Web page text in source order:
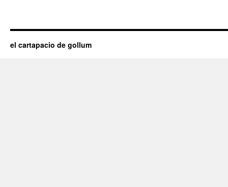
el cartapacio de gollum